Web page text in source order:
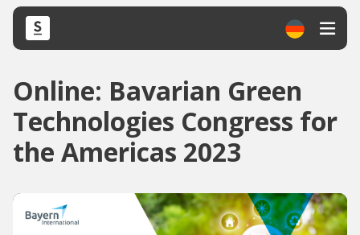
Online: Bavarian Green
Technologies Congress for
the Americas 2023